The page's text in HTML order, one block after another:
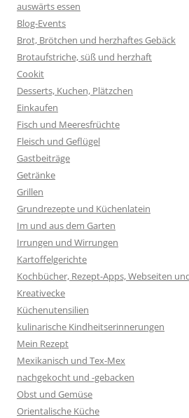
auswärts essen
Blog-Events
Brot, Brötchen und herzhaftes Gebäck
Brotaufstriche, süß und herzhaft
Cookit
Desserts, Kuchen, Plätzchen
Einkaufen
Fisch und Meeresfrüchte
Fleisch und Geflügel
Gastbeiträge
Getränke
Grillen
Grundrezepte und Küchenlatein
Im und aus dem Garten
Irrungen und Wirrungen
Kartoffelgerichte
Kochbücher, Rezept-Apps, Webseiten
Kreativecke
Küchenutensilien
kulinarische Kindheitserinnerungen
Mein Rezept
Mexikanisch und Tex-Mex
nachgekocht und -gebacken
Obst und Gemüse
Orientalische Küche